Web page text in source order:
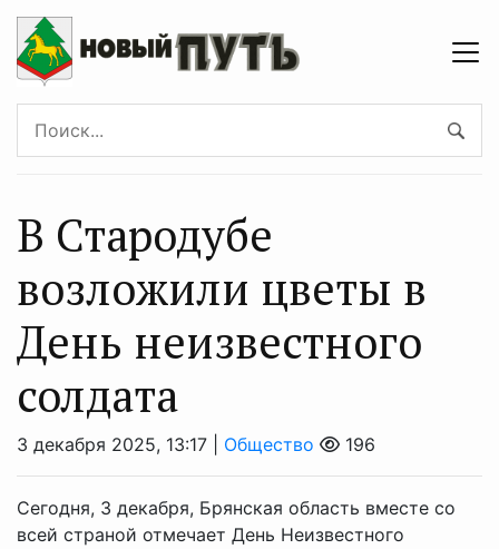
В Стародубе
возложили цветы в
День неизвестного
солдата
3 декабря 2025, 13:17 | Общество 196
Сегодня, 3 декабря, Брянская область вместе со
всей страной отмечает День Неизвестного